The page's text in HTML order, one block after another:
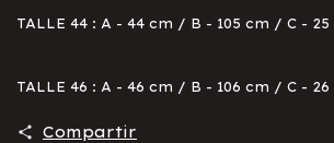
TALLE 44 : A - 44 cm / B - 105 cm / C - 25
TALLE 46 : A - 46 cm / B - 106 cm / C - 26
Compartir